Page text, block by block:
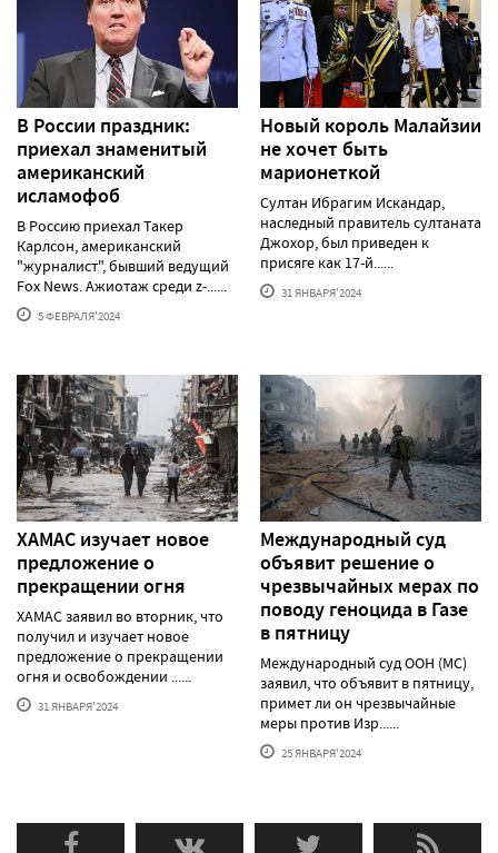
В России праздник:
приехал знаменитый
американский
исламофоб
В Россию приехал Такер
Карлсон, американский
"журналист", бывший ведущий
Fox News. Ажиотаж среди z-......
5 ФЕВРАЛЯ'2024
Новый король Малайзии
не хочет быть
марионеткой
Султан Ибрагим Искандар,
наследный правитель султаната
Джохор, был приведен к
присяге как 17-й......
31 ЯНВАРЯ'2024
ХАМАС изучает новое
предложение о
прекращении огня
ХАМАС заявил во вторник, что
получил и изучает новое
предложение о прекращении
огня и освобождении ......
31 ЯНВАРЯ'2024
Международный суд
объявит решение о
чрезвычайных мерах по
поводу геноцида в Газе
в пятницу
Международный суд ООН (МС)
заявил, что объявит в пятницу,
примет ли он чрезвычайные
меры против Изр......
25 ЯНВАРЯ'2024